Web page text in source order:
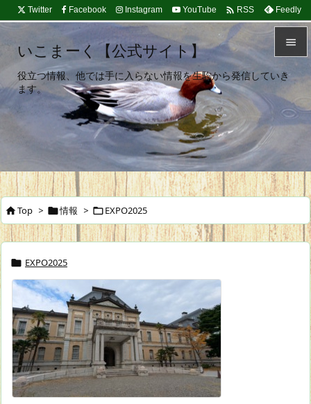


メニュ

サイド

次へ
検索
Twitter Facebook Instagram YouTube  RSS Feedly
いこまーく【公式サイト】
役立つ情報、他では手に入らない情報を生駒から発信していき
ます。
Top > 情報 > EXPO2025
 EXPO2025